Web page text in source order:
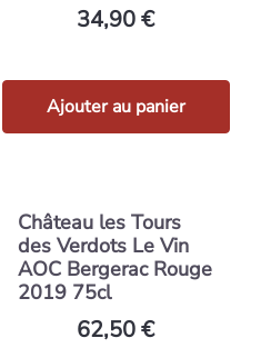
34,90 €
Ajouter au panier
Château les Tours
des Verdots Le Vin
AOC Bergerac Rouge
2019 75cl
62,50 €